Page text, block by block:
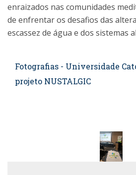
enraizados nas comunidades
de enfrentar os desafios das
escassez de água e dos sistemas
Fotografias - Universidade
projeto NUSTALGIC